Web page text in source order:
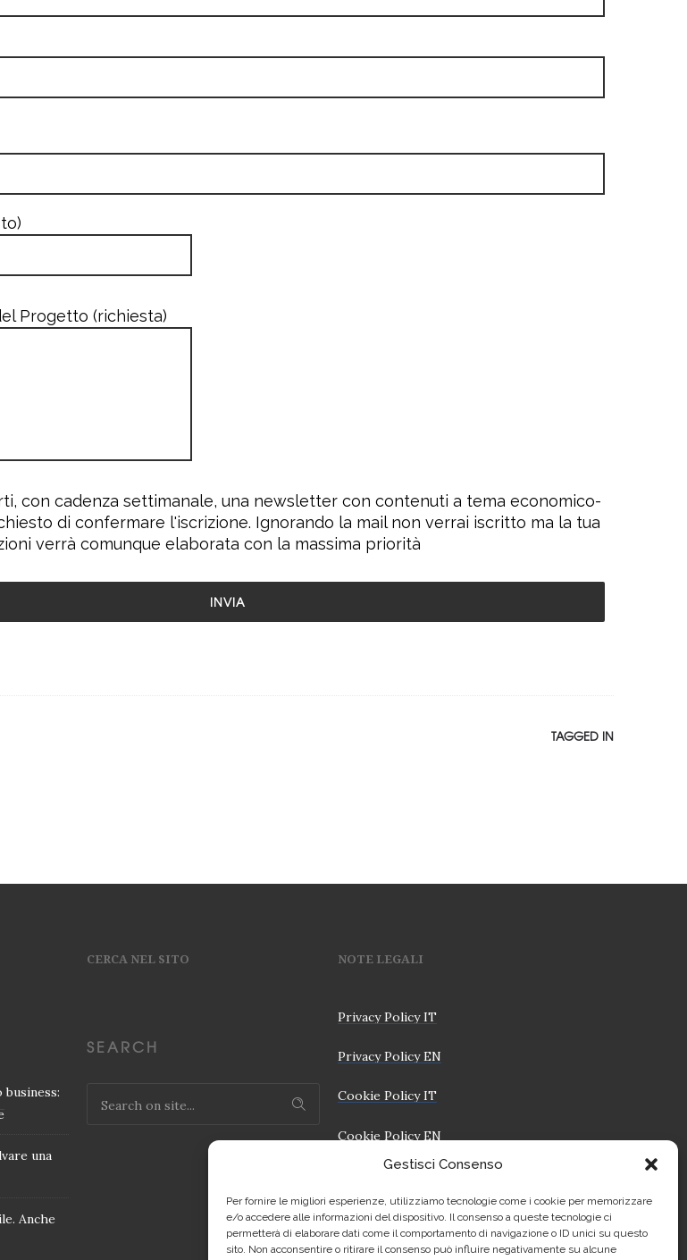
Gestisci Consenso
Per fornire le migliori esperienze, utilizziamo tecnologie come i cookie per memorizzare
e/o accedere alle informazioni del dispositivo. Il consenso a queste tecnologie ci
permetterà di elaborare dati come il comportamento di navigazione o ID unici su questo
sito. Non acconsentire o ritirare il consenso può influire negativamente su alcune
Progetto (richiesta)
con cadenza settimanale, una newsletter con contenuti a tema economico-
di confermare l'iscrizione. Ignorando la mail non verrai iscritto ma la tua
verrà comunque elaborata con la massima priorità
TAGGED IN
una
Anche
CERCA NEL SITO
SEARCH
NOTE LEGALI
Privacy Policy IT
Privacy Policy EN
Cookie Policy IT
Cookie Policy EN